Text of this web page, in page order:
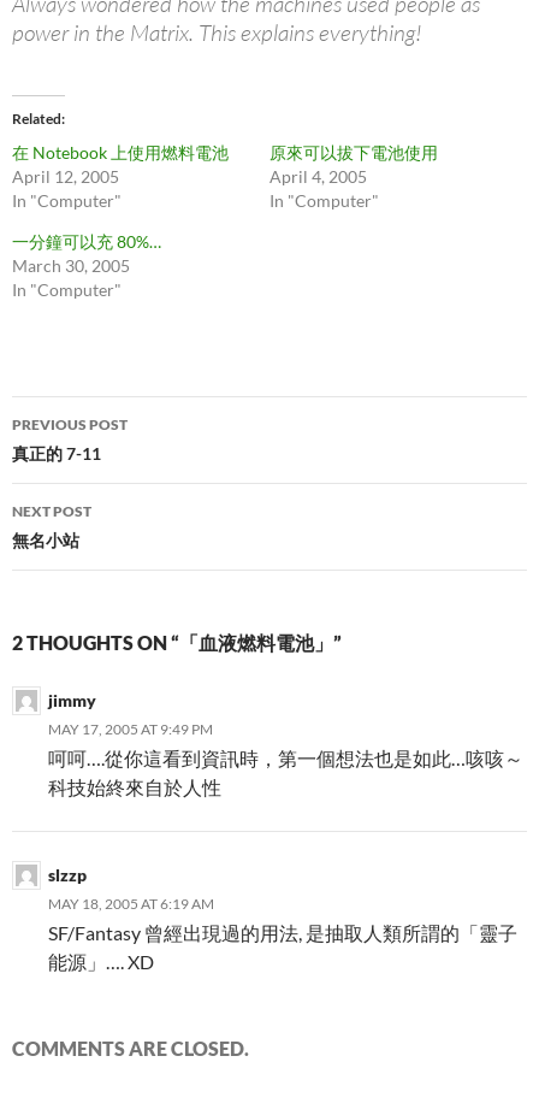
power in the Matrix. This explains everything!
Related
在 Notebook 上使用燃料電池
April 12, 2005
In "Computer"
原來可以拔下電池使用
April 4, 2005
In "Computer"
一分鐘可以充 80%…
March 30, 2005
In "Computer"
Post
navigation
PREVIOUS POST
真正的 7-11
NEXT POST
無名小站
2 THOUGHTS ON “「血液燃料電池」”
jimmy
MAY 17, 2005 AT 9:49 PM
呵呵….從你這看到資訊時，第一個想法也是如此…咳咳～
科技始終來自於人性
slzzp
MAY 18, 2005 AT 6:19 AM
SF/Fantasy 曾經出現過的用法, 是抽取人類所謂的「靈子
能源」…. XD
COMMENTS ARE CLOSED.